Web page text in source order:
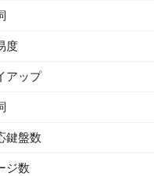
度
アップ
鍵盤数
ジ数